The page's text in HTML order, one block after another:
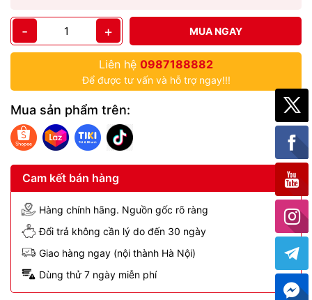
- + MUA NGAY
Liên hệ 0987188882
Để được tư vấn và hỗ trợ ngay!!!
Mua sản phẩm trên:
Cam kết bán hàng
Hàng chính hãng. Nguồn gốc rõ ràng
Đổi trả không cần lý do đến 30 ngày
Giao hàng ngay (nội thành Hà Nội)
Dùng thử 7 ngày miễn phí